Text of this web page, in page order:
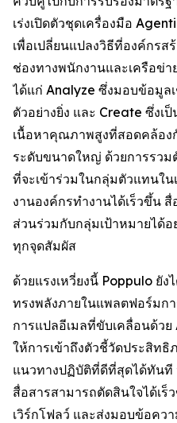
เร่งเปิดตัวชุดเครื่องมือ
เพื่อเปลี่ยนแปลงวิธีที่องค์กรส
ช่องทางพนักงานและเครือข่
ได้แก่ Analyze ซึ่งมอบข้อมูล
ตัวอย่างยิ่ง และ Create ซึ่งเ
เนื้อหาคุณภาพสูงที่สอดคล้อง
ระดับขนาดใหญ่ ด้วยการรว
ที่จะเข้าร่วมในกลุ่มตัวแทนใ
งานองค์กรทำงานได้เร็วขึ้น
ส่วนร่วมกับกลุ่มเป้าหมายได้
ทุกจุดสัมผัส
ด้วยแรงเหวี่ยงนี้ Poppulo ยั
ทรงพลังภายในแพลตฟอร์มก
การแปลอีเมลที่ขับเคลื่อนด้ว
ให้การเข้าถึงตัวชี้วัดประสิท
แนวทางปฏิบัติที่ดีที่สุดได้ทันที
สื่อสารสามารถตัดสินใจได้เ
เวิร์กโฟลว์ และส่งมอบข้อคว